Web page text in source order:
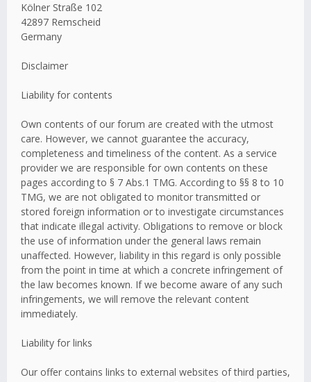
Kölner Straße 102
42897 Remscheid
Germany
Disclaimer
Liability for contents
Own contents of our forum are created with the utmost
care. However, we cannot guarantee the accuracy,
completeness and timeliness of the content. As a service
provider we are responsible for own contents on these
pages according to § 7 Abs.1 TMG. According to §§ 8 to 10
TMG, we are not obligated to monitor transmitted or
stored foreign information or to investigate circumstances
that indicate illegal activity. Obligations to remove or block
the use of information under the general laws remain
unaffected. However, liability in this regard is only possible
from the point in time at which a concrete infringement of
the law becomes known. If we become aware of any such
infringements, we will remove the relevant content
immediately.
Liability for links
Our offer contains links to external websites of third parties,